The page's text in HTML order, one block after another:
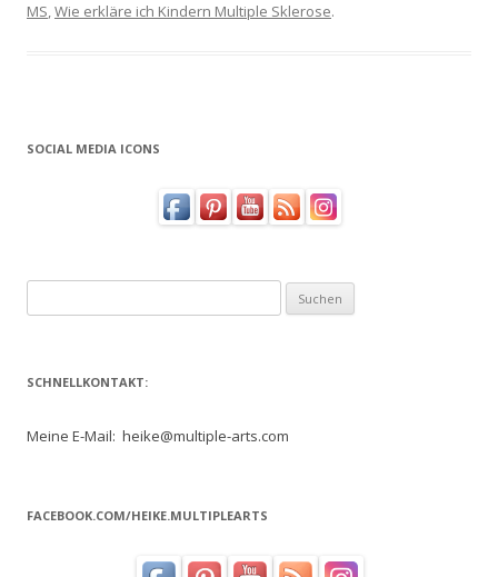
MS,Wie erkläre ich Kindern Multiple Sklerose.
SOCIAL MEDIA ICONS
nach:
SCHNELLKONTAKT:
Meine E-Mail: heike@multiple-arts.com
FACEBOOK.COM/HEIKE.MULTIPLEARTS